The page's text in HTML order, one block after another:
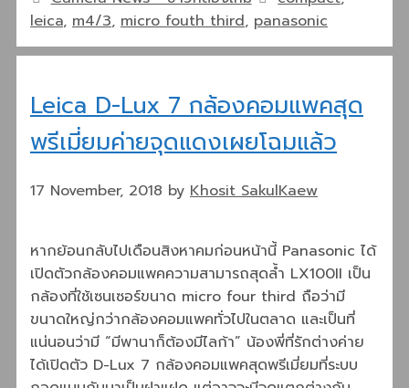
leica, m4/3, micro fouth third, panasonic
Leica D-Lux 7 กล้องคอมแพคสุด
พรีเมี่ยมค่ายจุดแดงเผยโฉมแล้ว
17 November, 2018 by Khosit SakulKaew
หากย้อนกลับไปเดือนสิงหาคมก่อนหน้านี้ Panasonic ได้
เปิดตัวกล้องคอมแพคความสามารถสุดล้ำ LX100II เป็น
กล้องที่ใช้เซนเซอร์ขนาด micro four third ถือว่ามี
ขนาดใหญ่กว่ากล้องคอมแพคทั่วไปในตลาด และเป็นที่
แน่นอนว่ามี “มีพานาก็ต้องมีไลก้า” น้องพี่ที่รักต่างค่าย
ได้เปิดตัว D-Lux 7 กล้องคอมแพคสุดพรีเมี่ยมที่ระบบ